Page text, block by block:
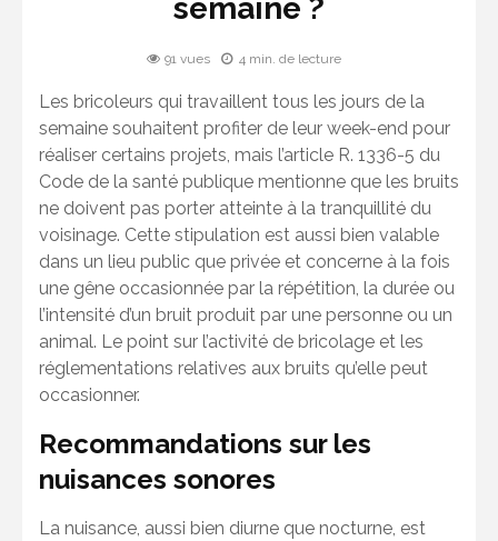
semaine ?
91 vues 4 min. de lecture
Les bricoleurs qui travaillent tous les jours de la
semaine souhaitent profiter de leur week-end pour
réaliser certains projets, mais l’article R. 1336-5 du
Code de la santé publique mentionne que les bruits
ne doivent pas porter atteinte à la tranquillité du
voisinage. Cette stipulation est aussi bien valable
dans un lieu public que privée et concerne à la fois
une gêne occasionnée par la répétition, la durée ou
l’intensité d’un bruit produit par une personne ou un
animal. Le point sur l’activité de bricolage et les
réglementations relatives aux bruits qu’elle peut
occasionner.
Recommandations sur les
nuisances sonores
La nuisance, aussi bien diurne que nocturne, est